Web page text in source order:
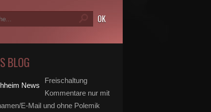
BLOG
Freischaltung
Kommentare nur mit
E-Mail und ohne Polemik